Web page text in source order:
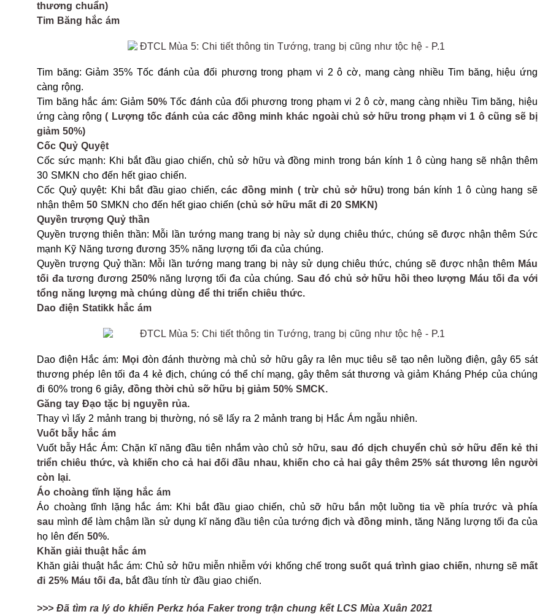
thương chuẩn)
Tim Băng hắc ám
Tim băng: Giảm 35% Tốc đánh của đối phương trong phạm vi 2 ô cờ, mang càng nhiều Tim băng, hiệu ứng
càng rộng.
Tim băng hắc ám: Giảm 50%Tốc đánh của đối phương trong phạm vi 2 ô cờ, mang càng nhiều Tim băng, hiệu
ứng càng rộng( Lượng tốc đánh của các đồng minh khác ngoài chủ sở hữu trong phạm vi 1 ô cũng sẽ bị
giảm 50%)
Cốc Quỷ Quyệt
Cốc sức mạnh: Khi bắt đầu giao chiến, chủ sở hữu và đồng minh trong bán kính 1 ô cùng hang sẽ nhận thêm
30 SMKN cho đến hết giao chiến.
Cốc Quỷ quyệt: Khi bắt đầu giao chiến,các đồng minh ( trừ chủ sở hữu)trong bán kính 1 ô cùng hang sẽ
nhận thêm 50 SMKN cho đến hết giao chiến (chủ sở hữu mất đi 20 SMKN)
Quyền trượng Quỷ thần
Quyền trượng thiên thần: Mỗi lần tướng mang trang bị này sử dụng chiêu thức, chúng sẽ được nhận thêm Sức
mạnh Kỹ Năng tương đương 35% năng lượng tối đa của chúng.
Quyền trượng Quỷ thần: Mỗi lần tướng mang trang bị này sử dụng chiêu thức, chúng sẽ được nhận thêm Máu
tối đatương đương 250%năng lượng tối đa của chúng. Sau đó chủ sở hữu hồi theo lượng Máu tối đa với
tổng năng lượng mà chúng dùng để thi triển chiêu thức.
Dao điện Statikk hắc ám
Dao điện Hắc ám: Mọi đòn đánh thường mà chủ sở hữu gây ra lên mục tiêu sẽ tạo nên luồng điện, gây 65 sát
thương phép lên tối đa 4 kẻ địch, chúng có thể chí mạng, gây thêm sát thương và giảm Kháng Phép của chúng
đi 60% trong 6 giây, đồng thời chủ sỡ hữu bị giảm 50% SMCK.
Găng tay Đạo tặc bị nguyền rủa.
Thay vì lấy 2 mảnh trang bị thường, nó sẽ lấy ra 2 mảnh trang bị Hắc Ám ngẫu nhiên.
Vuốt bẫy hắc ám
Vuốt bẫy Hắc Ám: Chặn kĩ năng đầu tiên nhắm vào chủ sở hữu,sau đó dịch chuyển chủ sở hữu đến kẻ thi
triển chiêu thức, và khiến cho cả hai đối đầu nhau, khiến cho cả hai gây thêm 25% sát thương lên người
còn lại.
Áo choàng tĩnh lặng hắc ám
Áo choàng tĩnh lặng hắc ám: Khi bắt đầu giao chiến, chủ sỡ hữu bắn một luồng tia về phía trước và phía
sau mình để làm chậm lần sử dụng kĩ năng đầu tiên của tướng địchvà đồng minh, tăng Năng lượng tối đa của
họ lên đến 50%.
Khăn giải thuật hắc ám
Khăn giải thuật hắc ám: Chủ sở hữu miễn nhiễm với khống chế trongsuốt quá trình giao chiến, nhưng sẽ mất
đi 25% Máu tối đa, bắt đầu tính từ đầu giao chiến.
>>> Đã tìm ra lý do khiến Perkz hóa Faker trong trận chung kết LCS Mùa Xuân 2021